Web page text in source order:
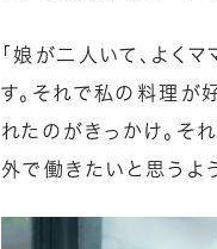
「娘が二人いて、よく
す。それで私の料理が
れたのがきっかけ。そ
外で働きたいと思うよ